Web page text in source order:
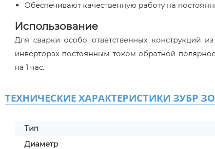
Обеспечивают качественную работу на
Использование
Для сварки особо ответственных конструкций
инверторах постоянным током обратной
на 1 час.
ТЕХНИЧЕСКИЕ ХАРАКТЕРИСТИКИ ЗУБР
Тип
Диаметр